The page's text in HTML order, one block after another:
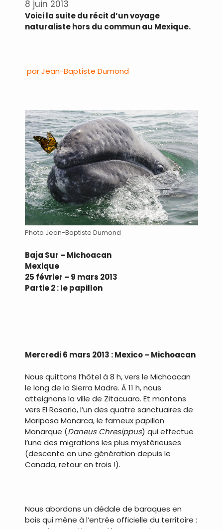
8 juin 2013
Voici la suite du récit d’un voyage
naturaliste hors du commun au Mexique.
par Jean-Baptiste Dumond
Photo Jean-Baptiste Dumond
Baja Sur – Michoacan
Mexique
25 février – 9 mars 2013
Partie 2 : le papillon
Mercredi 6 mars 2013 : Mexico – Michoacan
Nous quittons l’hôtel à 8 h, vers le Michoacan
le long de la Sierra Madre. À 11 h, nous
atteignons la ville de Zitacuaro. Et montons
vers El Rosario, l’un des quatre sanctuaires de
Mariposa Monarca, le fameux papillon
Monarque (Daneus Chresippus) qui effectue
l’une des migrations les plus mystérieuses
(descente en une génération depuis le
Canada, retour en trois !).
Nous abordons un dédale de baraques en
bois qui mène à l’entrée officielle du territoire :